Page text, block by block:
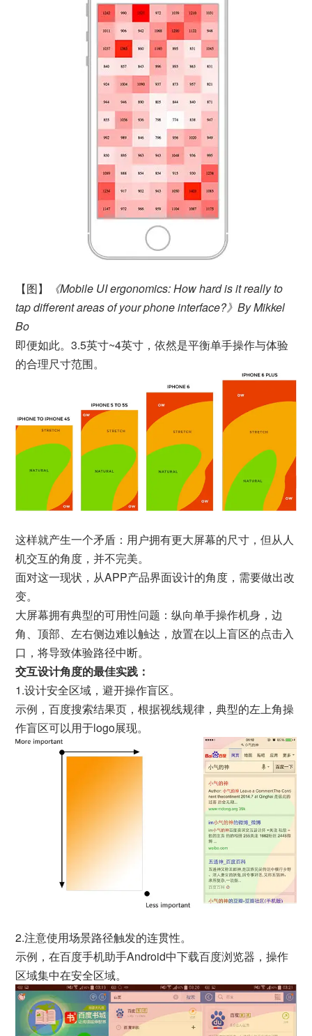
【图】
《Mobile UI ergonomics: How hard is it really to
tap different areas of your phone interface?》By Mikkel
Bo
即便如此。3.5英寸~4英寸，依然是平衡单手操作与体验
的合理尺寸范围。
这样就产生一个矛盾：用户拥有更大屏幕的尺寸，但从人
机交互的角度，并不完美。
面对这一现状，从APP产品界面设计的角度，需要做出改
变。
大屏幕拥有典型的可用性问题：纵向单手操作机身，边
角、顶部、左右侧边难以触达，放置在以上盲区的点击入
口，将导致体验路径中断。
交互设计角度的最佳实践：
1.设计安全区域，避开操作盲区。
示例，百度搜索结果页，根据视线规律，典型的左上角操
作盲区可以用于logo展现。
2.注意使用场景路径触发的连贯性。
示例，在百度手机助手Android中下载百度浏览器，操作
区域集中在安全区域。